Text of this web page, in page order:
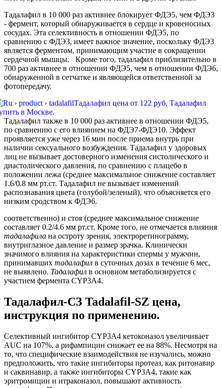
Тадалафил в 10 000 раз активнее блокирует ФДЭ5, чем ФДЭ3
- фермент, который обнаруживается в сердце и кровеносных
сосудах. Эта селективность в отношении ФДЭ5, по
сравнению с ФДЭ3, имеет важное значение, поскольку ФДЭ3
является ферментом, принимающим участие в сокращении
сердечной мышцы. Кроме того, тадалафил приблизительно в
700 раз активнее в отношении ФДЭ5, чем в отношении ФДЭ6,
обнаруженной в сетчатке и являющейся ответственной за
фотопередачу.
Тадалафил также в 10 000 раз активнее в отношении ФДЭ5,
по сравнению с его влиянием на ФДЭ7-ФДЭ10. Эффект
проявляется уже через 16 мин после приема внутрь при
наличии сексуального возбуждения. Тадалафил у здоровых
лиц не вызывает достоверного изменения систолического и
диастолического давления, по сравнению с плацебо в
положении лежа (среднее максимальное снижение составляет
1.6/0.8 мм рт.ст. Тадалафил не вызывает изменений
распознавания цвета (голубой/зеленый), что объясняется его
низким сродством к ФДЭ6.
соответственно) и стоя (среднее максимальное снижение
составляет 0.2/4.6 мм рт.ст. Кроме того, не отмечается влияния
тадалафила на остроту зрения, электроретинограмму,
внутриглазное давление и размер зрачка. Клинически
значимого влияния на характеристики спермы у мужчин,
принимавших тадалафил в суточных дозах в течение 6 мес,
не выявлено. Тадалафил в основном метаболизируется с
участием фермента CYP3A4.
Тадалафил-СЗ Tadalafil-SZ цена,
инструкция по применению.
Селективный ингибитор CYP3A4 кетоконазол увеличивает
AUC на 107%, а рифампицин снижает ее на 88%. Несмотря на
то, что специфические взаимодействия не изучались, можно
предположить, что такие ингибиторы протеаз, как ритонавир
и саквинавир, а также ингибиторы CYP3A4, такие как
эритромицин и итраконазол, повышают активность